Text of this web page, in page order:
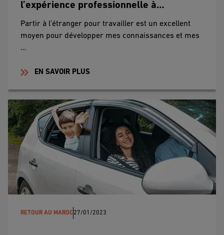
l’expérience professionnelle à
l’étranger puis rentrer au Maroc
Partir à l’étranger pour travailler est un excellent
moyen pour développer mes connaissances et mes
…
EN SAVOIR PLUS
RETOUR AU MAROC27/01/2023